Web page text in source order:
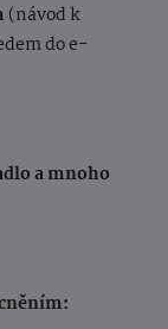
(návod k
do e-
a mnoho